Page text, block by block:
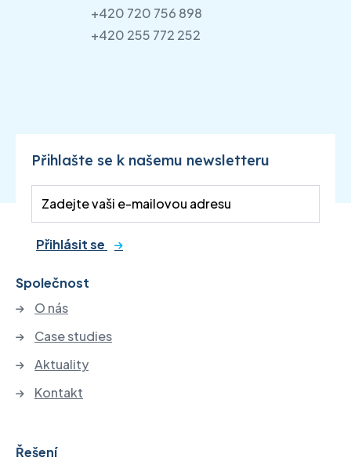
+420 720 756 898
+420 255 772 252
Přihlašte se k našemu newsletteru
Přihlásit se
Společnost
O nás
Case studies
Aktuality
Kontakt
Řešení